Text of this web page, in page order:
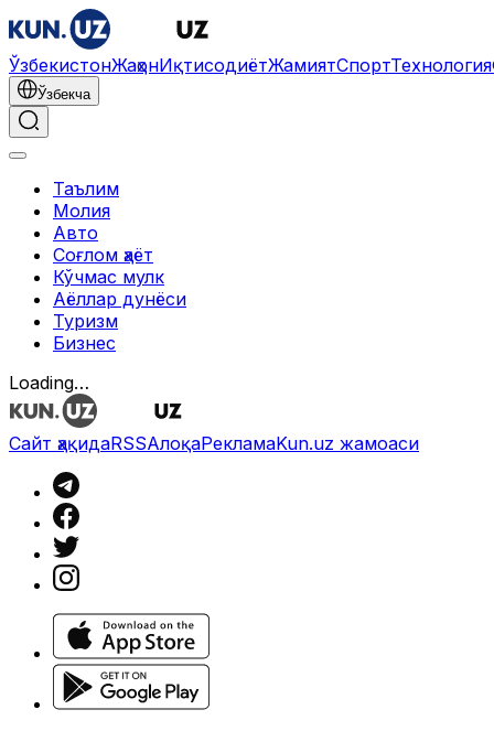
ЎзбекистонЖаҳонИқтисодиётЖамиятСпортТехнология
Ўзбекча
Таълим
Молия
Авто
Соғлом ҳаёт
Кўчмас мулк
Аёллар дунёси
Туризм
Бизнес
Loading…
Сайт ҳақидаRSSАлоқаРекламаKun.uz жамоаси